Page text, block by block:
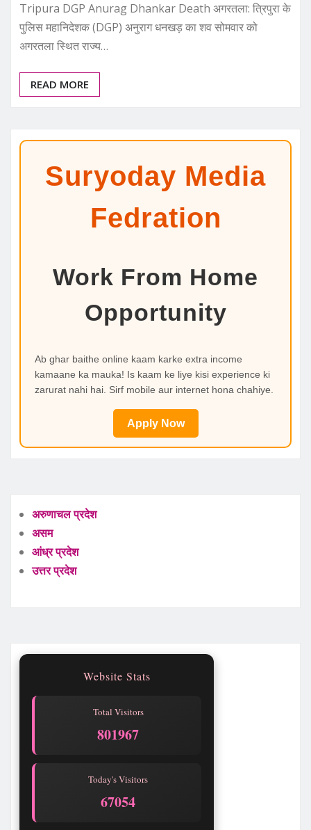
Tripura DGP Anurag Dhankar Death अगरतला: त्रिपुरा के
पुलिस महानिदेशक (DGP) अनुराग धनखड़ का शव सोमवार को
अगरतला स्थित राज्य…
READ MORE
Suryoday Media
Fedration
Work From Home
Opportunity
Ab ghar baithe online kaam karke extra income
kamaane ka mauka! Is kaam ke liye kisi experience ki
zarurat nahi hai. Sirf mobile aur internet hona chahiye.
Apply Now
अरुणाचल प्रदेश
असम
आंध्र प्रदेश
उत्तर प्रदेश
Website Stats
Total Visitors
801971
Today's Visitors
67058